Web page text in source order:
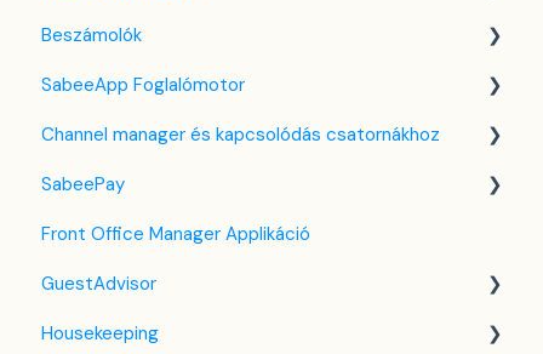
Egyéni mező
Folio kezelése
Számlákkal kapcsolatos tudnivalók
Több pénznem kezelése
Beszámolók
Front Office Beszámolók
Foglalások & Bevétel
F&B
Takarítás & Karbantartás
Adminisztráció
SabeeApp Foglalómotor
Foglalómotor (4.0)
Korábbi Foglalómotor
Channel manager és kapcsolódás csatornákhoz
Általános tudnivalók a channel manager-ről
Airbnb
Booking.com
Expedia
SabeePay
Beállítások
Fizetési módszerek
Virtuális kártya terhelés
Front Office Manager Applikáció
GuestAdvisor
Beállítások
Housekeeping